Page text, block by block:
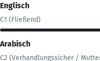
Englisch
C1 (Fließend)
Arabisch
C2 (Verhandlungssicher /